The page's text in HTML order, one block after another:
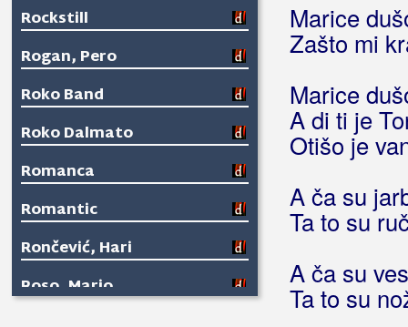
Rockstill
Rogan, Pero
Roko Band
Roko Dalmato
Romanca
Romantic
Rončević, Hari
Roso, Mario
Marice
Zašto mi
Marice
A di ti je
Otišo je
A ča su
Ta to su
A ča su
Ta to su